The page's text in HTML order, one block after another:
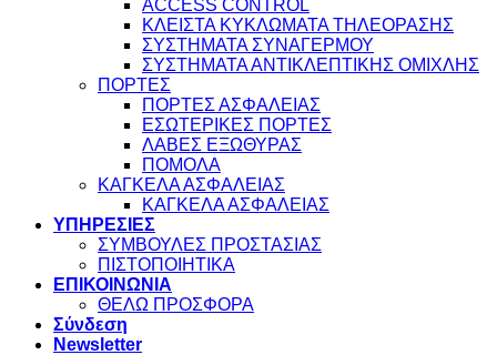
ACCESS CONTROL
ΚΛΕΙΣΤΑ ΚΥΚΛΩΜΑΤΑ ΤΗΛΕΟΡΑΣΗΣ
ΣΥΣΤΗΜΑΤΑ ΣΥΝΑΓΕΡΜΟΥ
ΣΥΣΤΗΜΑΤΑ ΑΝΤΙΚΛΕΠΤΙΚΗΣ ΟΜΙΧΛΗΣ
ΠΟΡΤΕΣ
ΠΟΡΤΕΣ ΑΣΦΑΛΕΙΑΣ
ΕΣΩΤΕΡΙΚΕΣ ΠΟΡΤΕΣ
ΛΑΒΕΣ ΕΞΩΘΥΡΑΣ
ΠΟΜΟΛΑ
ΚΑΓΚΕΛΑ ΑΣΦΑΛΕΙΑΣ
ΚΑΓΚΕΛΑ ΑΣΦΑΛΕΙΑΣ
ΥΠΗΡΕΣΙΕΣ
ΣΥΜΒΟΥΛΕΣ ΠΡΟΣΤΑΣΙΑΣ
ΠΙΣΤΟΠΟΙΗΤΙΚΑ
ΕΠΙΚΟΙΝΩΝΙΑ
ΘΕΛΩ ΠΡΟΣΦΟΡΑ
Σύνδεση
Newsletter